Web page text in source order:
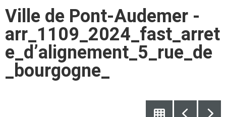
Ville de Pont-Audemer -
arr_1109_2024_fast_arret
e_d’alignement_5_rue_de
_bourgogne_